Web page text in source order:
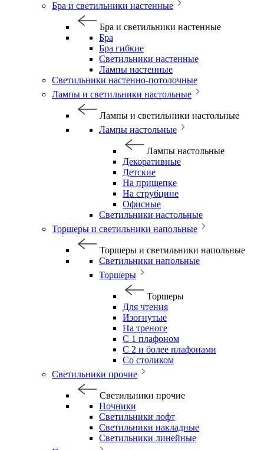
Бра и светильники настенные
Бра и светильники настенные
Бра
Бра гибкие
Светильники настенные
Лампы настенные
Светильники настенно-потолочные
Лампы и светильники настольные
Лампы и светильники настольные
Лампы настольные
Лампы настольные
Декоративные
Детские
На прищепке
На струбцине
Офисные
Светильники настольные
Торшеры и светильники напольные
Торшеры и светильники напольные
Светильники напольные
Торшеры
Торшеры
Для чтения
Изогнутые
На треноге
С 1 плафоном
С 2 и более плафонами
Со столиком
Светильники прочие
Светильники прочие
Ночники
Светильники лофт
Светильники накладные
Светильники линейные